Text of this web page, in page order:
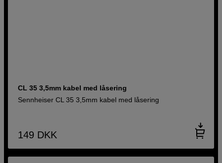
CL 35 3,5mm kabel med låsering
Sennheiser CL 35 3,5mm kabel med låsering
149 DKK